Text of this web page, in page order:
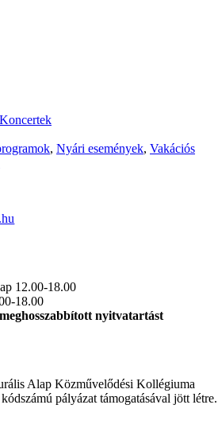
, Nyári események, Vakációs
12.00-18.00
18.00
nyitvatartást
Alap Közművelődési Kollégiuma
pályázat támogatásával jött létre.